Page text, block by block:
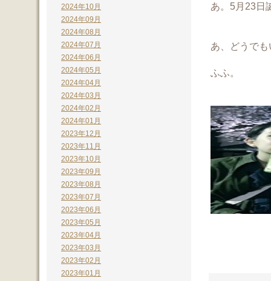
あ。5月23日
あ、どうで
ふふ。
2024年10月
2024年09月
2024年08月
2024年07月
2024年06月
2024年05月
2024年04月
2024年03月
2024年02月
2024年01月
2023年12月
2023年11月
2023年10月
2023年09月
2023年08月
2023年07月
2023年06月
2023年05月
2023年04月
2023年03月
2023年02月
2023年01月